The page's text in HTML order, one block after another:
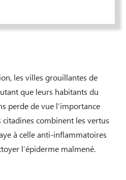
les villes grouillantes de
que leurs habitants du
perde de vue l’importance
citadines combinent les vertus
à celle anti-inflammatoires
l’épiderme malmené.